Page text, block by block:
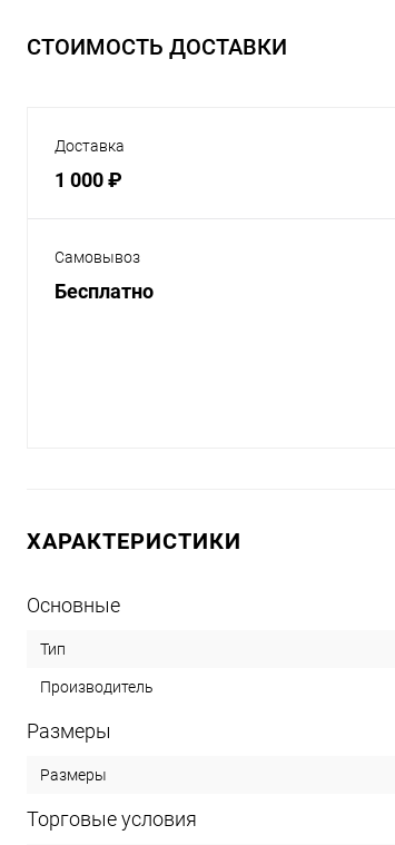
СТОИМОСТЬ ДОСТАВКИ
Доставка
1 000 ₽
Самовывоз
Бесплатно
ХАРАКТЕРИСТИКИ
Основные
Тип
Производитель
Размеры
Размеры
Торговые условия